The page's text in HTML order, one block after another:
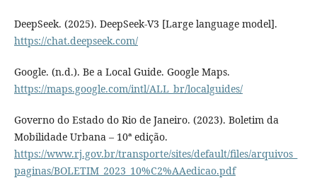
DeepSeek. (2025). DeepSeek-V3 [Large language model].
https://chat.deepseek.com/
Google. (n.d.). Be a Local Guide. Google Maps.
https://maps.google.com/intl/ALL_br/localguides/
Governo do Estado do Rio de Janeiro. (2023). Boletim da
Mobilidade Urbana – 10ª edição.
https://www.rj.gov.br/transporte/sites/default/files/arquivos_
paginas/BOLETIM_2023_10%C2%AAedicao.pdf